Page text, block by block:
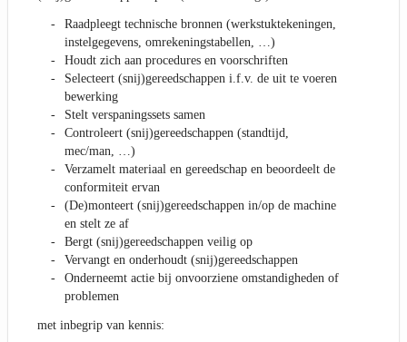
Raadpleegt technische bronnen (werkstuktekeningen,
instelgegevens, omrekeningstabellen, …)
Houdt zich aan procedures en voorschriften
Selecteert (snij)gereedschappen i.f.v. de uit te voeren
bewerking
Stelt verspaningssets samen
Controleert (snij)gereedschappen (standtijd,
mec/man, …)
Verzamelt materiaal en gereedschap en beoordeelt de
conformiteit ervan
(De)monteert (snij)gereedschappen in/op de machine
en stelt ze af
Bergt (snij)gereedschappen veilig op
Vervangt en onderhoudt (snij)gereedschappen
Onderneemt actie bij onvoorziene omstandigheden of
problemen
met inbegrip van kennis: